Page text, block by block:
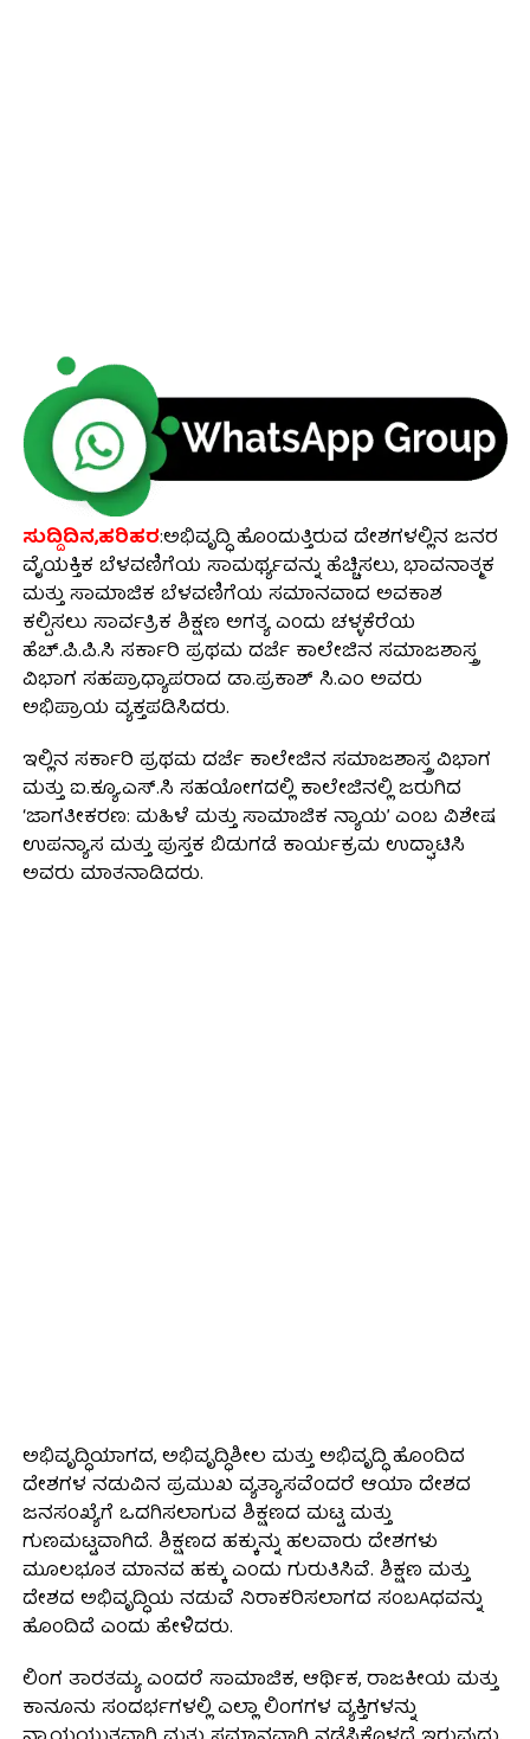
ಸುದ್ದಿದಿನ,ಹರಿಹರ:ಅಭಿವೃದ್ಧಿ ಹೊಂದುತ್ತಿರುವ ದೇಶಗಳಲ್ಲಿನ ಜನರ
ವೈಯಕ್ತಿಕ ಬೆಳವಣಿಗೆಯ ಸಾಮರ್ಥ್ಯವನ್ನು ಹೆಚ್ಚಿಸಲು, ಭಾವನಾತ್ಮಕ
ಮತ್ತು ಸಾಮಾಜಿಕ ಬೆಳವಣಿಗೆಯ ಸಮಾನವಾದ ಅವಕಾಶ
ಕಲ್ಪಿಸಲು ಸಾರ್ವತ್ರಿಕ ಶಿಕ್ಷಣ ಅಗತ್ಯ ಎಂದು ಚಳ್ಳಕೆರೆಯ
ಹೆಚ್.ಪಿ.ಪಿ.ಸಿ ಸರ್ಕಾರಿ ಪ್ರಥಮ ದರ್ಜೆ ಕಾಲೇಜಿನ ಸಮಾಜಶಾಸ್ತ್ರ
ವಿಭಾಗ ಸಹಪ್ರಾಧ್ಯಾಪರಾದ ಡಾ.ಪ್ರಕಾಶ್ ಸಿ.ಎಂ ಅವರು
ಅಭಿಪ್ರಾಯ ವ್ಯಕ್ತಪಡಿಸಿದರು.
ಇಲ್ಲಿನ ಸರ್ಕಾರಿ ಪ್ರಥಮ ದರ್ಜೆ ಕಾಲೇಜಿನ ಸಮಾಜಶಾಸ್ತ್ರ ವಿಭಾಗ
ಮತ್ತು ಐ.ಕ್ಯೂ.ಎಸ್.ಸಿ ಸಹಯೋಗದಲ್ಲಿ ಕಾಲೇಜಿನಲ್ಲಿ ಜರುಗಿದ
‘ಜಾಗತೀಕರಣ: ಮಹಿಳೆ ಮತ್ತು ಸಾಮಾಜಿಕ ನ್ಯಾಯ’ ಎಂಬ ವಿಶೇಷ
ಉಪನ್ಯಾಸ ಮತ್ತು ಪುಸ್ತಕ ಬಿಡುಗಡೆ ಕಾರ್ಯಕ್ರಮ ಉದ್ಘಾಟಿಸಿ
ಅವರು ಮಾತನಾಡಿದರು.
ಅಭಿವೃದ್ಧಿಯಾಗದ, ಅಭಿವೃದ್ಧಿಶೀಲ ಮತ್ತು ಅಭಿವೃದ್ಧಿ ಹೊಂದಿದ
ದೇಶಗಳ ನಡುವಿನ ಪ್ರಮುಖ ವ್ಯತ್ಯಾಸವೆಂದರೆ ಆಯಾ ದೇಶದ
ಜನಸಂಖ್ಯೆಗೆ ಒದಗಿಸಲಾಗುವ ಶಿಕ್ಷಣದ ಮಟ್ಟ ಮತ್ತು
ಗುಣಮಟ್ಟವಾಗಿದೆ. ಶಿಕ್ಷಣದ ಹಕ್ಕುನ್ನು ಹಲವಾರು ದೇಶಗಳು
ಮೂಲಭೂತ ಮಾನವ ಹಕ್ಕು ಎಂದು ಗುರುತಿಸಿವೆ. ಶಿಕ್ಷಣ ಮತ್ತು
ದೇಶದ ಅಭಿವೃದ್ಧಿಯ ನಡುವೆ ನಿರಾಕರಿಸಲಾಗದ ಸಂಬAಧವನ್ನು
ಹೊಂದಿದೆ ಎಂದು ಹೇಳಿದರು.
ಲಿಂಗ ತಾರತಮ್ಯ ಎಂದರೆ ಸಾಮಾಜಿಕ, ಆರ್ಥಿಕ, ರಾಜಕೀಯ ಮತ್ತು
ಕಾನೂನು ಸಂದರ್ಭಗಳಲ್ಲಿ ಎಲ್ಲಾ ಲಿಂಗಗಳ ವ್ಯಕ್ತಿಗಳನ್ನು